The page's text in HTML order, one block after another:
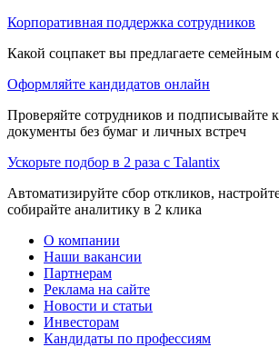
Корпоративная поддержка сотрудников
Какой соцпакет вы предлагаете семейным
Оформляйте кандидатов онлайн
Проверяйте сотрудников и подписывайте
документы без бумаг и личных встреч
Ускорьте подбор в 2 раза с Talantix
Автоматизируйте сбор откликов,
собирайте аналитику в 2 клика
О компании
Наши вакансии
Партнерам
Реклама на сайте
Новости и статьи
Инвесторам
Кандидаты по профессиям